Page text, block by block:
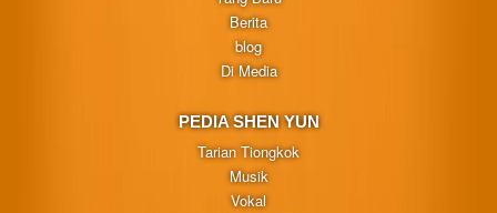
Berita
blog
Di Media
PEDIA SHEN YUN
Tarian Tiongkok
Musik
Vokal